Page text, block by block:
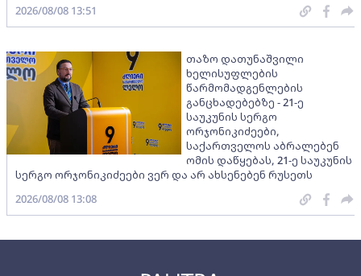
2026/08/08 13:51
თაზო დათუნაშვილი
ხელისუფლების
წარმომადგენლების
განცხადებებზე - 21-ე
საუკუნის სერგო
ორჯონიკიძეები,
საქართველოს აბრალებენ
ომის დაწყებას, 21-ე საუკუნის
სერგო ორჯონიკიძეები ვერ და არ ახსენებენ რუსეთს
2026/08/08 13:08